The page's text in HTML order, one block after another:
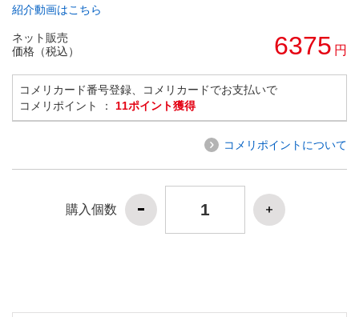
紹介動画はこちら
ネット販売
価格（税込）
6375 円
コメリカード番号登録、コメリカードでお支払いで
コメリポイント ： 11ポイント獲得
コメリポイントについて
購入個数